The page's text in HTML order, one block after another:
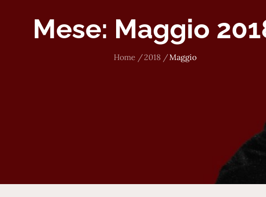
Mese: Maggio
Home 2018 Maggio